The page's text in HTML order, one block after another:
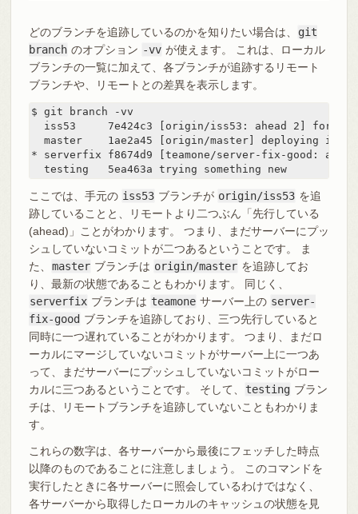
どのブランチを追跡しているのかを知りたい場合は、
git
branch のオプション -vv が使えます。 これは、ローカル
ブランチの一覧に加えて、各ブランチが追跡するリモート
ブランチや、リモートとの差異を表示します。
$ git branch -vv
iss53     7e424c3 [origin/iss53: ahead 2] forgot
master    1ae2a45 [origin/master] deploying
* serverfix f8674d9 [teamone/server-fix-good:
  testing   5ea463a trying something new
ここでは、手元の iss53 ブランチが origin/iss53 を追
跡していることと、リモートより二つぶん「先行している
(ahead)」ことがわかります。 つまり、まだサーバーにプッ
シュしていないコミットが二つあるということです。 ま
た、 master ブランチは origin/master を追跡してお
り、最新の状態であることもわかります。 同じく、
serverfix ブランチは teamone サーバー上の server-
fix-good ブランチを追跡しており、三つ先行していると
同時に一つ遅れていることがわかります。 つまり、まだロ
ーカルにマージしていないコミットがサーバー上に一つあ
って、まだサーバーにプッシュしていないコミットがロー
カルに三つあるということです。 そして、
testing ブラン
チは、リモートブランチを追跡していないこともわかりま
す。
これらの数字は、各サーバーから最後にフェッチした時点
以降のものであることに注意しましょう。 このコマンドを
実行したときに各サーバーに照会しているわけではなく、
各サーバーから取得したローカルのキャッシュの状態を見